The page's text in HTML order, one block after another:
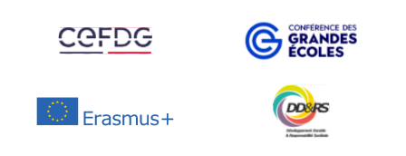
IMAGE
IMAGE IMAGE